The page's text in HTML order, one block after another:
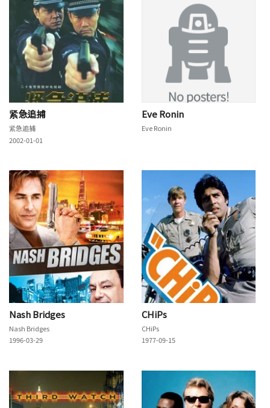
紧急追捕
紧急追捕
2002-01-01
Eve Ronin
Eve Ronin
Nash Bridges
Nash Bridges
1996-03-29
CHiPs
CHiPs
1977-09-15